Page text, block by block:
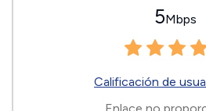
5Mbps
Calificación de